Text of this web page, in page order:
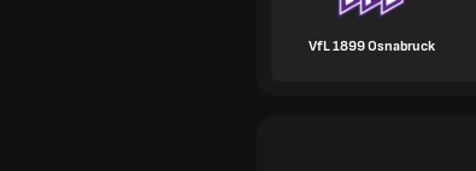
VfL 1899 Osnabruck